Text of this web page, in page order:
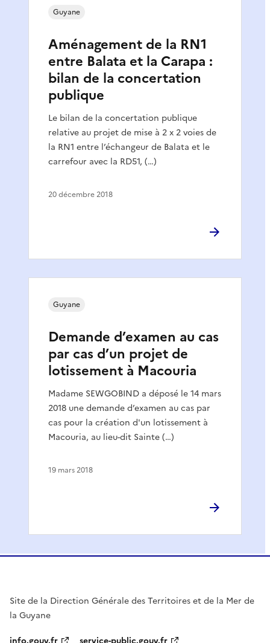
Aménagement de la RN1
entre Balata et la Carapa :
bilan de la concertation
publique
Le bilan de la concertation publique
relative au projet de mise à 2 x 2 voies de
la RN1 entre l’échangeur de Balata et le
carrefour avec la RD51, (…)
Guyane
20 décembre 2018
Demande d’examen au cas
par cas d’un projet de
lotissement à Macouria
Madame SEWGOBIND a déposé le 14 mars
2018 une demande d’examen au cas par
cas pour la création d'un lotissement à
Macouria, au lieu-dit Sainte (…)
Guyane
19 mars 2018
Site de la Direction Générale des Territoires et de la Mer de
la Guyane